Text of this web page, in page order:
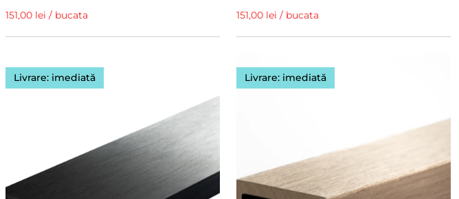
151,00 lei / bucata 151,00 lei / bucata
Livrare: imediată Livrare: imediată